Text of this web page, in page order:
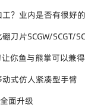
你鱼与熊掌可以兼得
式仿人紧凑型手臂
面升级